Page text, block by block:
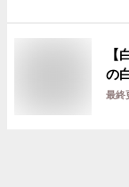
【
の
最終